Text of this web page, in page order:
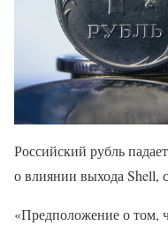
Российский рубль
о влиянии выхода Shell,
«Предположение о том,